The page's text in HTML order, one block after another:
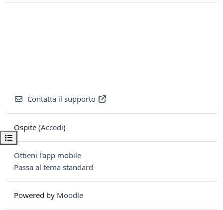
Apri indice del corso
Contatta il supporto
Ospite (Accedi)
Ottieni l'app mobile
Passa al tema standard
Powered by Moodle